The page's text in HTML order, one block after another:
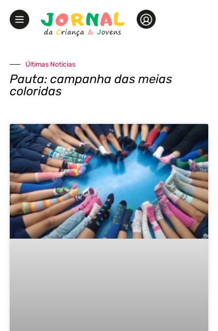
Últimas Notícias
Pauta: campanha das meias
coloridas